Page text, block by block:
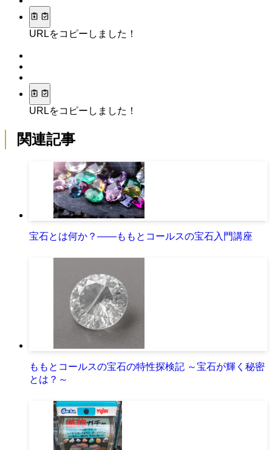
URLをコピーしました！
URLをコピーしました！
関連記事
宝石とは何か？――ももとコールスの宝石入門講座
ももとコールスの宝石の特性探検記 ～宝石が輝く秘密
とは？～